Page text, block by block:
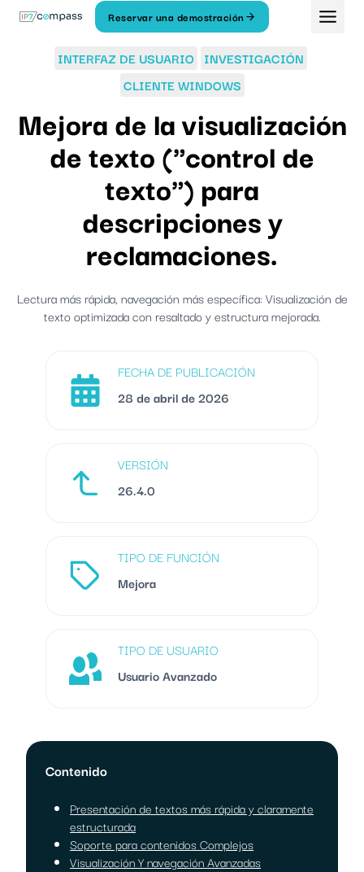
Reservar una demostración
INTERFAZ DE USUARIO INVESTIGACIÓN
CLIENTE WINDOWS
Mejora de la visualización
de texto ("control de
texto") para
descripciones y
reclamaciones.
Lectura más rápida, navegación más específica: Visualización de
texto optimizada con resaltado y estructura mejorada.
FECHA DE PUBLICACIÓN
28 de abril de 2026
VERSIÓN
26.4.0
TIPO DE FUNCIÓN
Mejora
TIPO DE USUARIO
Usuario Avanzado
Contenido
Presentación de textos más rápida y claramente
estructurada
Soporte para contenidos Complejos
Visualización Y navegación Avanzadas